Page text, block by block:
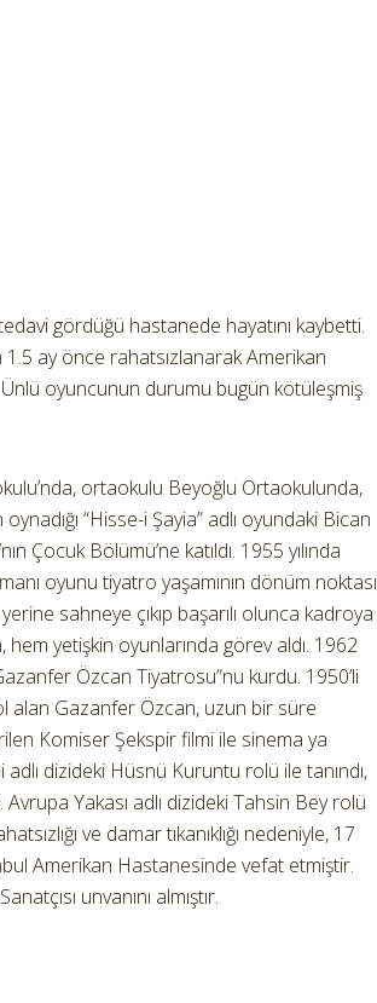
gördüğü hastanede hayatını kaybetti.
ay önce rahatsızlanarak Amerikan
Ünlü oyuncunun durumu bugün kötüleşmiş
ortaokulu Beyoğlu Ortaokulunda,
“Hisse-i Şayia” adlı oyundaki Bican
Çocuk Bölümü’ne katıldı. 1955 yılında
oyunu tiyatro yaşamının dönüm noktası
sahneye çıkıp başarılı olunca kadroya
yetişkin oyunlarında görev aldı. 1962
Özcan Tiyatrosu”nu kurdu. 1950’li
alan Gazanfer Özcan, uzun bir süre
Komiser Şekspir filmi ile sinema ya
dizideki Hüsnü Kuruntu rolü ile tanındı,
Yakası adlı dizideki Tahsin Bey rolü
ve damar tıkanıklığı nedeniyle, 17
Amerikan Hastanesinde vefat etmiştir.
unvanını almıştır.